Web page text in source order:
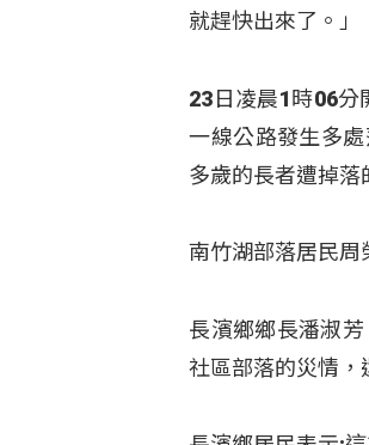
就趕快出來了。」
23日凌晨1時06分
一線公路發生多
多歲的長者遭掉落
南竹湖部落居民周
長濱鄉鄉長潘淑
社區部落的災情，